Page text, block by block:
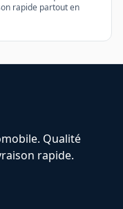
rapide partout en
Qualité
rapide.